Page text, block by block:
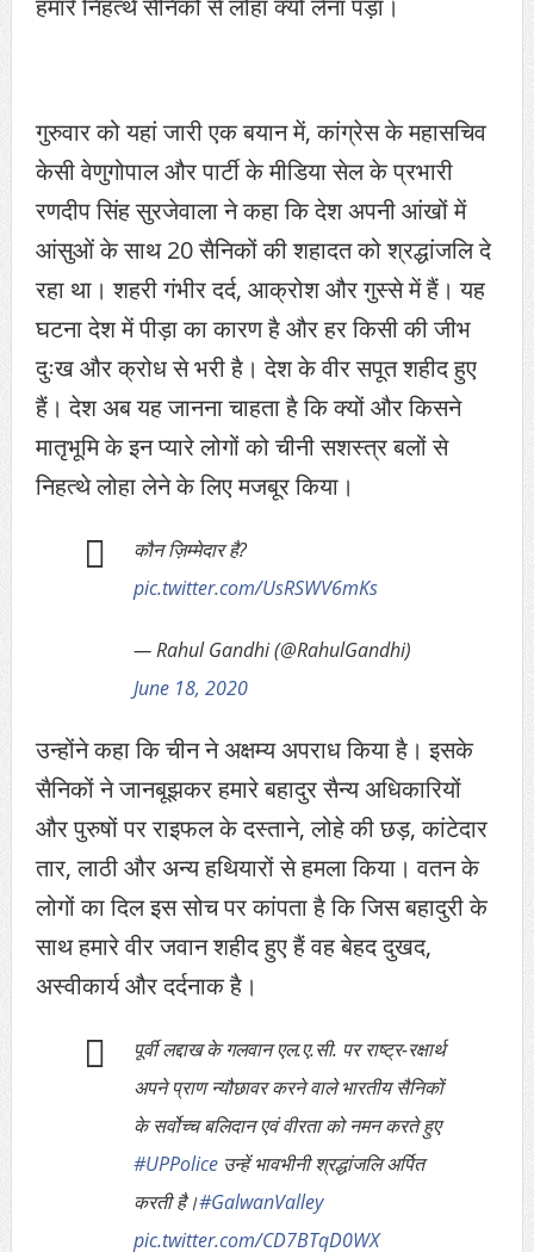
गुरुवार को यहां जारी एक बयान में, कांग्रेस के महासचिव
केसी वेणुगोपाल और पार्टी के मीडिया सेल के प्रभारी
रणदीप सिंह सुरजेवाला ने कहा कि देश अपनी आंखों में
आंसुओं के साथ 20 सैनिकों की शहादत को श्रद्धांजलि दे
रहा था। शहरी गंभीर दर्द, आक्रोश और गुस्से में हैं। यह
घटना देश में पीड़ा का कारण है और हर किसी की जीभ
दुःख और क्रोध से भरी है। देश के वीर सपूत शहीद हुए
हैं। देश अब यह जानना चाहता है कि क्यों और किसने
मातृभूमि के इन प्यारे लोगों को चीनी सशस्त्र बलों से
निहत्थे लोहा लेने के लिए मजबूर किया।
कौन ज़िम्मेदार है?
pic.twitter.com/UsRSWV6mKs
— Rahul Gandhi (@RahulGandhi)
June 18, 2020
उन्होंने कहा कि चीन ने अक्षम्य अपराध किया है। इसके
सैनिकों ने जानबूझकर हमारे बहादुर सैन्य अधिकारियों
और पुरुषों पर राइफल के दस्ताने, लोहे की छड़, कांटेदार
तार, लाठी और अन्य हथियारों से हमला किया। वतन के
लोगों का दिल इस सोच पर कांपता है कि जिस बहादुरी के
साथ हमारे वीर जवान शहीद हुए हैं वह बेहद दुखद,
अस्वीकार्य और दर्दनाक है।
पूर्वी लद्दाख के गलवान एल.ए.सी. पर राष्ट्र-रक्षार्थ
अपने प्राण न्यौछावर करने वाले भारतीय सैनिकों
के सर्वोच्च बलिदान एवं वीरता को नमन करते हुए
#UPPoliceउन्हें भावभीनी श्रद्धांजलि अर्पित
करती है।#GalwanValley
pic.twitter.com/CD7BTqD0WX